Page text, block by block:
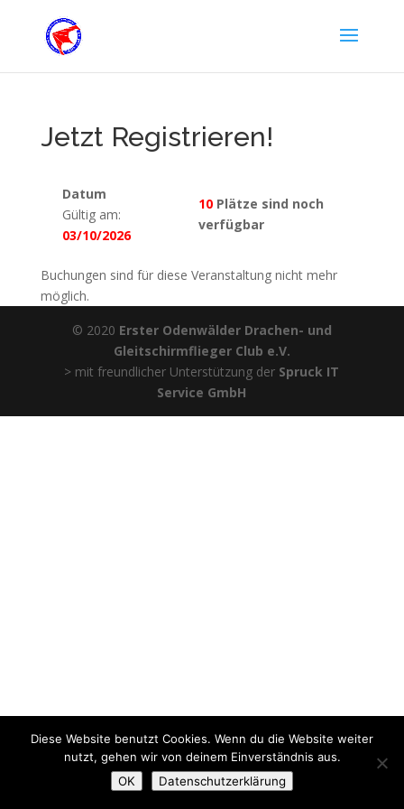
Jetzt Registrieren!
Datum
Gültig am:
03/10/2026
10Plätze sind noch
verfügbar
Buchungen sind für diese Veranstaltung nicht mehr
möglich.
© 2020 Erster Odenwälder Drachen- und
Gleitschirmflieger Club e.V.
> mit freundlicher Unterstützung der Spruck IT
Service GmbH
Diese Website benutzt Cookies. Wenn du die Website weiter
nutzt, gehen wir von deinem Einverständnis aus.
OK
Datenschutzerklärung